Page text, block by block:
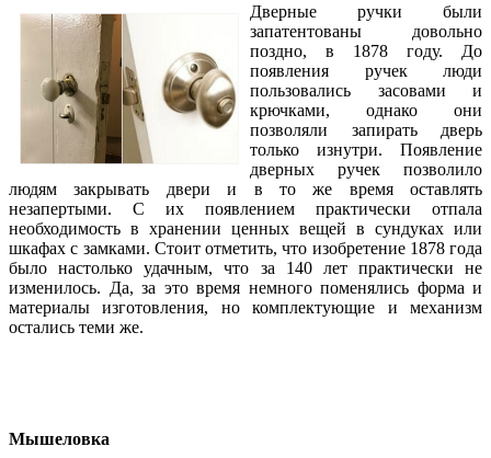
Дверные ручки были
запатентованы довольно
поздно, в 1878 году. До
появления ручек люди
пользовались засовами и
крючками, однако они
позволяли запирать дверь
только изнутри. Появление
дверных ручек позволило
людям закрывать двери и в то же время оставлять
незапертыми. С их появлением практически отпала
необходимость в хранении ценных вещей в сундуках или
шкафах с замками. Стоит отметить, что изобретение 1878 года
было настолько удачным, что за 140 лет практически не
изменилось. Да, за это время немного поменялись форма и
материалы изготовления, но комплектующие и механизм
остались теми же.
Мышеловка